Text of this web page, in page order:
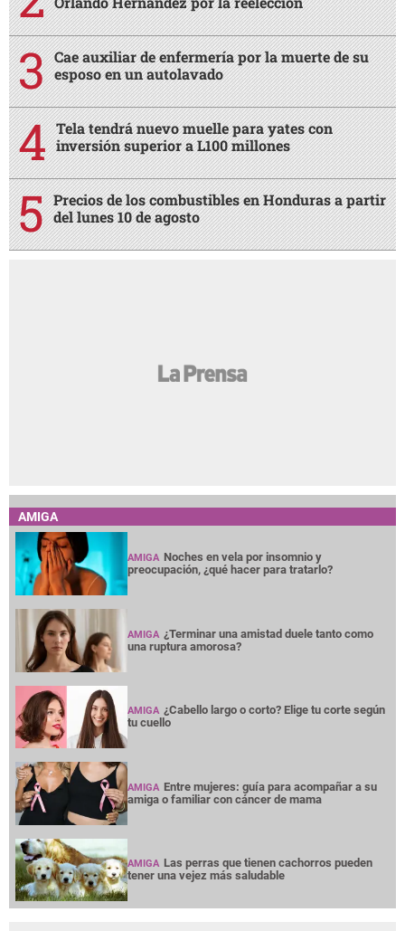
Cae auxiliar de enfermería por la muerte de su
esposo en un autolavado
Tela tendrá nuevo muelle para yates con
inversión superior a L100 millones
Precios de los combustibles en Honduras a partir
del lunes 10 de agosto
AMIGA
AMIGA Noches en vela por insomnio y
preocupación, ¿qué hacer para tratarlo?
AMIGA ¿Terminar una amistad duele tanto como
una ruptura amorosa?
AMIGA ¿Cabello largo o corto? Elige tu corte según
tu cuello
AMIGA Entre mujeres: guía para acompañar a su
amiga o familiar con cáncer de mama
AMIGA Las perras que tienen cachorros pueden
tener una vejez más saludable